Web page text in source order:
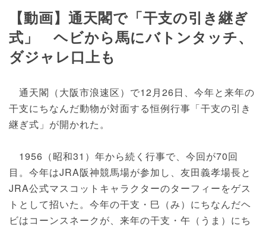
【動画】通天閣で「干支の引き継ぎ
式」 ヘビから馬にバトンタッチ、
ダジャレ口上も
通天閣（大阪市浪速区）で12月26日、今年と来年の
干支にちなんだ動物が対面する恒例行事「干支の引き
継ぎ式」が開かれた。
1956（昭和31）年から続く行事で、今回が70回
目。今年はJRA阪神競馬場が参加し、友田義孝場長と
JRA公式マスコットキャラクターのターフィーをゲス
トとして招いた。今年の干支・巳（み）にちなんだヘ
ビはコーンスネークが、来年の干支・午（うま）にち